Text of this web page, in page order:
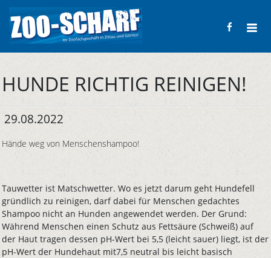
HUNDE RICHTIG REINIGEN!
29.08.2022
Hände weg von Menschenshampoo!
Tauwetter ist Matschwetter. Wo es jetzt darum geht Hundefell
gründlich zu reinigen, darf dabei für Menschen gedachtes
Shampoo nicht an Hunden angewendet werden. Der Grund:
Während Menschen einen Schutz aus Fettsäure (Schweiß) auf
der Haut tragen dessen pH-Wert bei 5,5 (leicht sauer) liegt, ist der
pH-Wert der Hundehaut mit7,5 neutral bis leicht basisch